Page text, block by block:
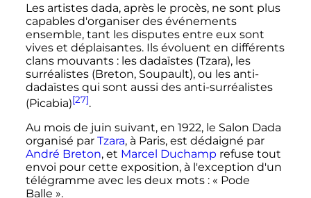
Les artistes dada, après le procès, ne sont plus
capables d'organiser des événements
ensemble, tant les disputes entre eux sont
vives et déplaisantes. Ils évoluent en différents
clans mouvants : les dadaïstes (Tzara), les
surréalistes (Breton, Soupault), ou les anti-
dadaïstes qui sont aussi des anti-surréalistes
(Picabia)[27].
Au mois de juin suivant, en 1922, le Salon Dada
organisé par Tzara, à Paris, est dédaigné par
André Breton, et Marcel Duchamp refuse tout
envoi pour cette exposition, à l'exception d'un
télégramme avec les deux mots : « Pode
Balle ».